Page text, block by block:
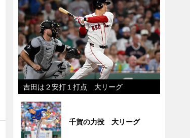
吉田は２安打１打点 大リーグ
千賀の力投 大リーグ